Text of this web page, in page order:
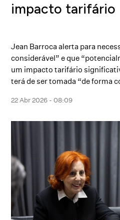
impacto tarifário
Jean Barroca alerta para
considerável” e que
um impacto tarifário
terá de ser tomada “de forma
22 Abr 2026 - 08:09